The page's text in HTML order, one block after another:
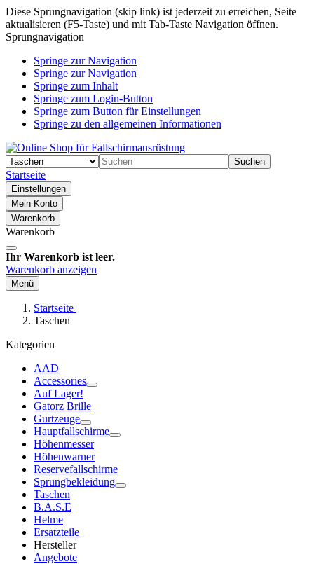
Diese Sprungnavigation (skip link) ist jederzeit zu erreichen, Seite
aktualisieren (F5-Taste) und mit Tab-Taste Navigation öffnen.
Sprungnavigation
Springe zur Navigation
Springe zur Navigation
Springe zum Inhalt
Springe zum Login-Button
Springe zum Button für Einstellungen
Springe zu den allgemeinen Informationen
Suchen
Startseite
Einstellungen
Mein Konto
Warenkorb
Warenkorb
Ihr Warenkorb ist leer.
Warenkorb anzeigen
Menü
Startseite
Taschen
Kategorien
AAD
Accessories
Auf Lager!
Gatorz Brille
Gurtzeuge
Hauptfallschirme
Höhenmesser
Höhenwarner
Reservefallschirme
Sprungbekleidung
Taschen
B.A.S.E
Helme
Ersatzteile
Hersteller
Angebote